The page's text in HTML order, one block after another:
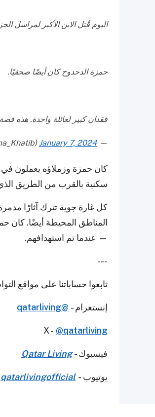
اليوم قُتل الابن الأكبر لمراسل
حمزة الدحدوح كان أيضًا صحفيًا.
فقدان كبير لعائلة واحدة. هذه
— Dima Khatib (@Dima_Khatib)
January 7, 2024
كان حمزة وزملاؤه يعملون في
سكنية بالقرب من الطريق
كل غارة جوية تترك آثارًا
المناطق المحيطة أيضًا. كان
— عندما تم استهدافهم.
---
تابعوا حساباتنا على مواقع
إنستغرام - @qatarliving
X - @qatarliving
فيسبوك -Qatar Living
يوتيوب -
qatarlivingofficial